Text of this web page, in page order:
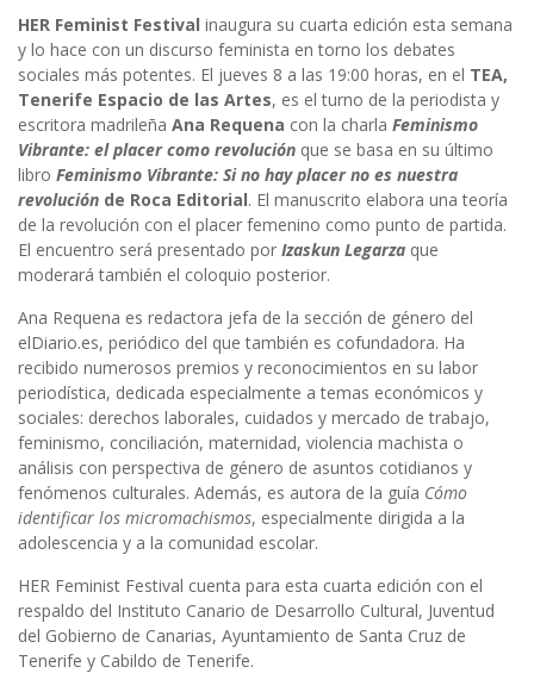
HER Feminist Festival inaugura su cuarta edición esta semana
y lo hace con un discurso feminista en torno los debates
sociales más potentes. El jueves 8 a las 19:00 horas, en el TEA,
Tenerife Espacio de las Artes, es el turno de la periodista y
escritora madrileña Ana Requena con la charla Feminismo
Vibrante: el placer como revolución que se basa en su último
libro Feminismo Vibrante: Si no hay placer no es nuestra
revolución de Roca Editorial. El manuscrito elabora una teoría
de la revolución con el placer femenino como punto de partida.
El encuentro será presentado por Izaskun Legarza que
moderará también el coloquio posterior.
Ana Requena es redactora jefa de la sección de género del
elDiario.es, periódico del que también es cofundadora. Ha
recibido numerosos premios y reconocimientos en su labor
periodística, dedicada especialmente a temas económicos y
sociales: derechos laborales, cuidados y mercado de trabajo,
feminismo, conciliación, maternidad, violencia machista o
análisis con perspectiva de género de asuntos cotidianos y
fenómenos culturales. Además, es autora de la guía Cómo
identificar los micromachismos, especialmente dirigida a la
adolescencia y a la comunidad escolar.
HER Feminist Festival cuenta para esta cuarta edición con el
respaldo del Instituto Canario de Desarrollo Cultural, Juventud
del Gobierno de Canarias, Ayuntamiento de Santa Cruz de
Tenerife y Cabildo de Tenerife.